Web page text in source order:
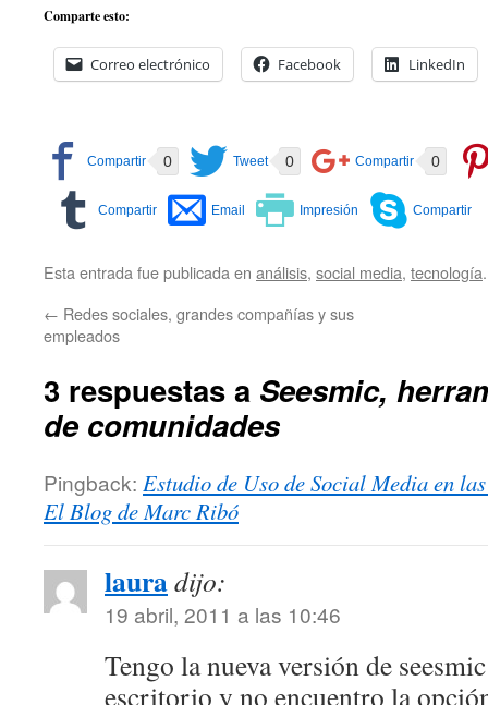
Comparte esto:
Correo electrónico Facebook LinkedIn
0 0 0
Esta entrada fue publicada en análisis, social media, tecnología
← Redes sociales, grandes compañías y sus
empleados
3 respuestas a Seesmic,
de comunidades
Pingback: Estudio de Uso de Social Media en
El Blog de Marc Ribó
lauradijo:
19 abril, 2011 a las 10:46
Tengo la nueva versión de
escritorio y no encuentro la